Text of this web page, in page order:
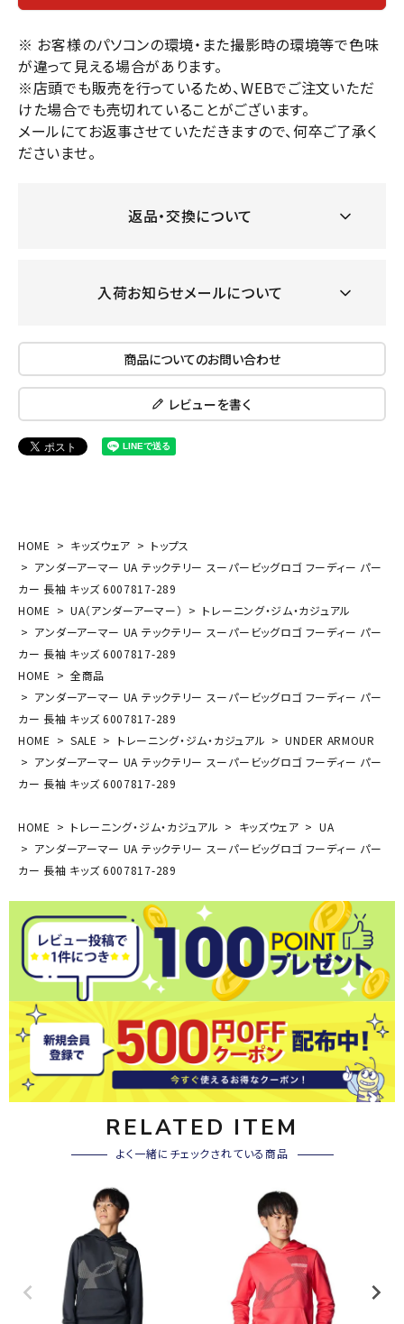
※ お客様のパソコンの環境・また撮影時の環境等で色味
が違って見える場合があります。
※店頭でも販売を行っているため、WEBでご注文いただ
けた場合でも売切れていることがございます。
メールにてお返事させていただきますので、何卒ご了承く
ださいませ。
返品・交換について
入荷お知らせメールについて
商品についてのお問い合わせ
レビューを書く
HOME キッズウェア
トップス
アンダーアーマー UA テックテリー スーパービッグロゴ フーディー パー
カー 長袖 キッズ 6007817-289
HOME
UA（アンダーアーマー）
トレーニング・ジム・カジュアル
アンダーアーマー UA テックテリー スーパービッグロゴ フーディー パー
カー 長袖 キッズ 6007817-289
HOME
全商品
アンダーアーマー UA テックテリー スーパービッグロゴ フーディー パー
カー 長袖 キッズ 6007817-289
HOME
SALE トレーニング・ジム・カジュアル
UNDER ARMOUR
アンダーアーマー UA テックテリー スーパービッグロゴ フーディー パー
カー 長袖 キッズ 6007817-289
HOME トレーニング・ジム・カジュアル キッズウェア
UA
アンダーアーマー UA テックテリー スーパービッグロゴ フーディー パー
カー 長袖 キッズ 6007817-289
RELATED ITEM
よく一緒にチェックされている商品